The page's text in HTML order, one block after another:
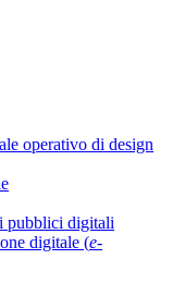
operativo di design
pubblici digitali
digitale (e-